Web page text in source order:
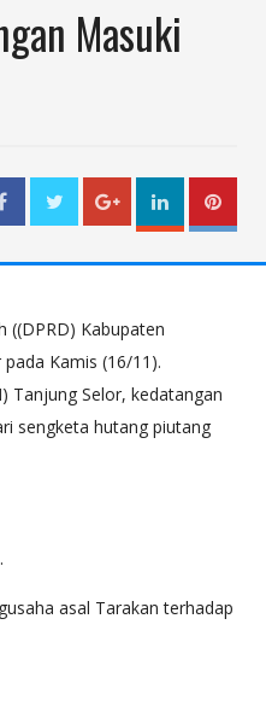
Masuki
((DPRD) Kabupaten
Kamis (16/11).
Tanjung Selor, kedatangan
sengketa hutang piutang
asal Tarakan terhadap